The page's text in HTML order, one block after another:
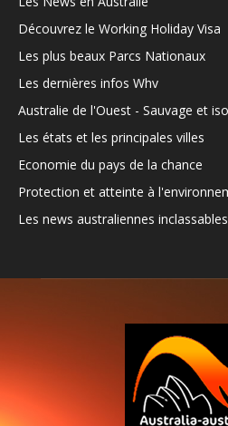
Découvrez le Working Holiday Visa
Les plus beaux Parcs Nationaux
Les dernières infos Whv
Australie de l'Ouest - Sauvage et
Les états et les principales villes
Economie du pays de la chance
Protection et atteinte à
Les news australiennes inclassables